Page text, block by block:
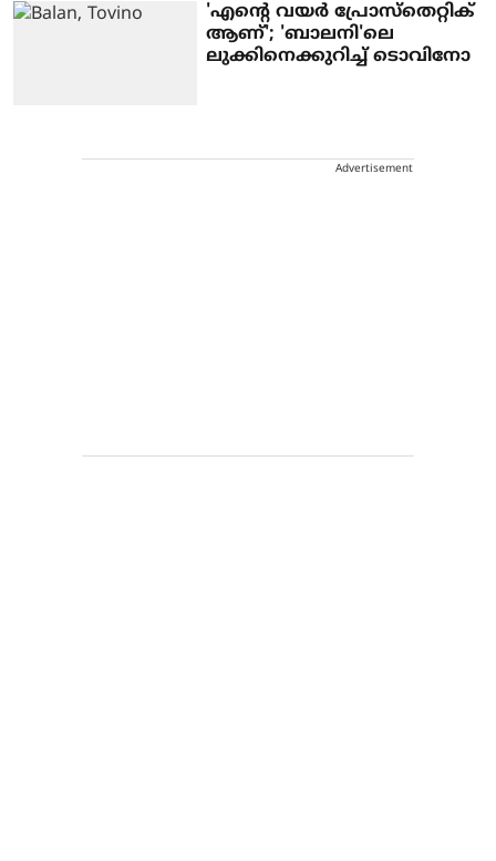
'എന്റെ വയർ പ്രോസ്തെറ്റിക്
ആണ്'; 'ബാലനി'ലെ
ലുക്കിനെക്കുറിച്ച് ടൊവിനോ
Advertisement